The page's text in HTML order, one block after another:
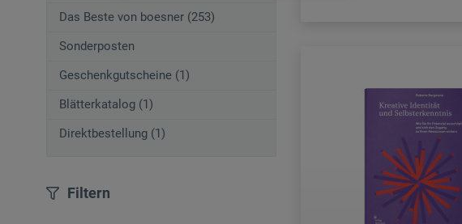
Das Beste von boesner (253)
Sonderposten
Geschenkgutscheine (1)
Blätterkatalog (1)
Direktbestellung (1)
Filtern